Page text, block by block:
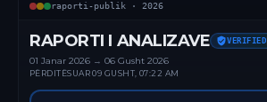
raporti-publik · 2026
RAPORTI I ANALIZAVE VERIFIED
01 Janar 2026 → 06 Gusht 2026
PËRDITËSUAR09 GUSHT, 07:22 AM